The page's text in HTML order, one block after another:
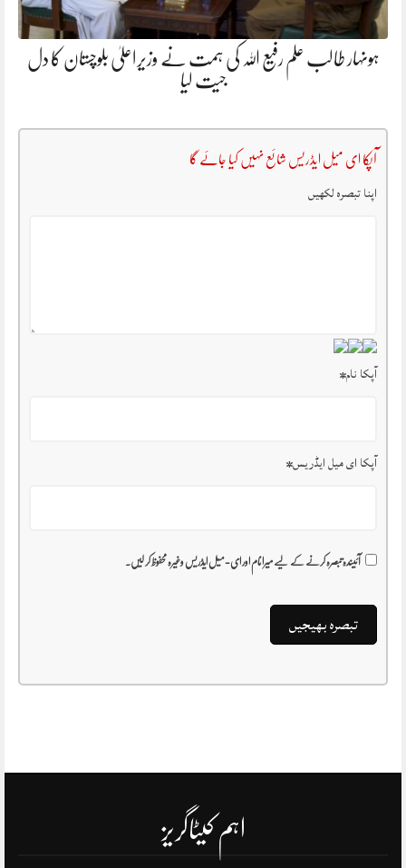
ہونہار طالب علم رفیع اللہ کی ہمت نے وزیراعلیٰ بلوچستان کا دل
جیت لیا
آپکا ای میل ایڈریس شائع نہیں کیا جائے گا
اپنا تبصرہ لکھیں
آپکا نام*
آپکا ای میل ایڈریس*
آئیندہ تبصرہ کرنے کے لیے میرا نام اور ای-میل ایڈریس وغیرہ محفوظ کر لیں۔
اہم کیٹاگریز